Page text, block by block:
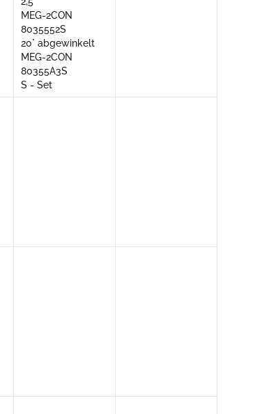
MEG-2CON
8035552S
20° abgewinkelt
MEG-2CON
80355A3S
S - Set